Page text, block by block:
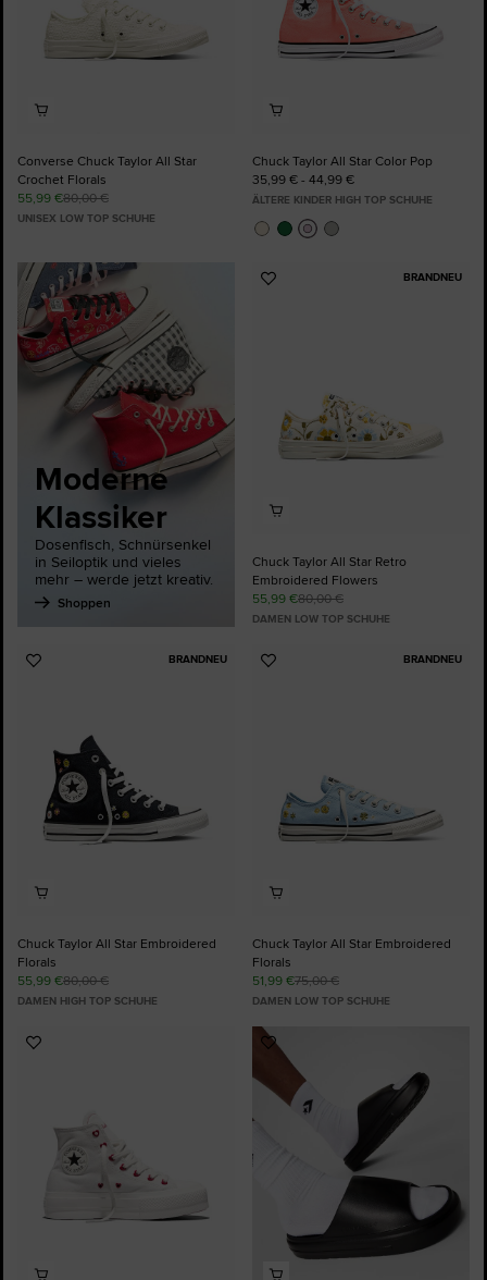
Converse Chuck Taylor All Star
Crochet Florals
55,99 €80,00 €
UNISEX LOW TOP SCHUHE
Chuck Taylor All Star Color Pop
35,99 € - 44,99 €
ÄLTERE KINDER HIGH TOP SCHUHE
Moderne
Klassiker
Dosenfisch, Schnürsenkel
in Seiloptik und vieles
mehr – werde jetzt kreativ.
Shoppen
BRANDNEU
Zu
Chuck Taylor All Star Retro
Embroidered Flowers
55,99 €80,00 €
DAMEN LOW TOP SCHUHE
BRANDNEU
Zu
Chuck Taylor All Star Embroidered
Florals
55,99 €80,00 €
DAMEN HIGH TOP SCHUHE
BRANDNEU
Zu
Chuck Taylor All Star Embroidered
Florals
51,99 €75,00 €
DAMEN LOW TOP SCHUHE
Zu
Zu
Favoriten
hinzufügen